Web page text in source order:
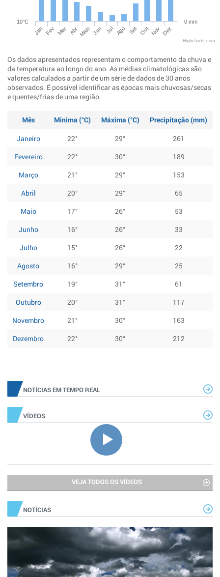
Jan Fev Mar Abr Maio Jun Jul Ago Set Out Nov Dez
10°C 0 mm
Highcharts.com
Os dados apresentados representam o comportamento da chuva e
da temperatura ao longo do ano. As médias climatológicas são
valores calculados a partir de um série de dados de 30 anos
observados. É possível identificar as épocas mais chuvosas/secas
e quentes/frias de uma região.
Mês Minima (°C) Máxima (°C)
Precipitação (mm)
Janeiro
22° 29°
261
Fevereiro
22° 30°
189
Março
21° 29°
153
Abril
20° 29°
65
Maio
17° 26°
53
Junho
16° 26°
33
Julho
15° 26°
22
Agosto
16° 29°
25
Setembro
19° 31°
61
Outubro
20° 31°
117
Novembro
21° 30°
163
Dezembro
22° 30° 212
NOTÍCIAS EM TEMPO REAL
VÍDEOS
VEJA TODOS OS VÍDEOS
NOTÍCIAS